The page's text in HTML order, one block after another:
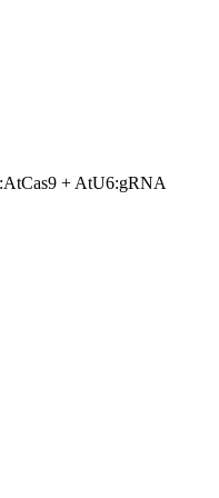
+ AtU6:gRNA